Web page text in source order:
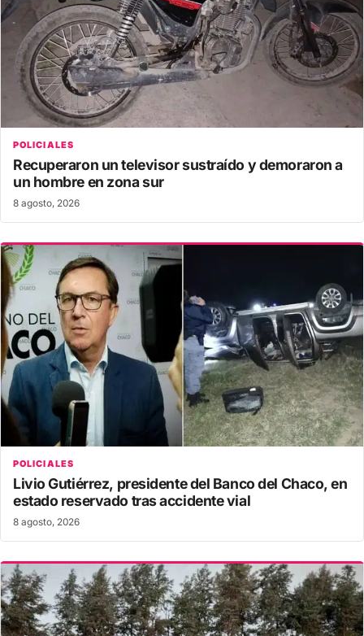
POLICIALES
Recuperaron un televisor sustraído y demoraron a
un hombre en zona sur
8 agosto, 2026
POLICIALES
Livio Gutiérrez, presidente del Banco del Chaco, en
estado reservado tras accidente vial
8 agosto, 2026